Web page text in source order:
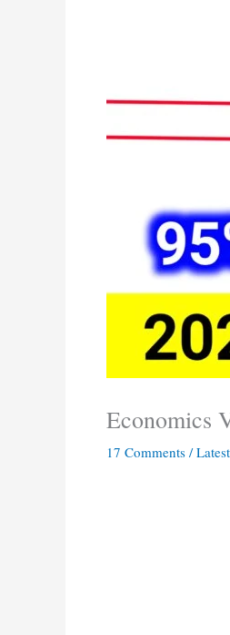
Economics
17 Comments /